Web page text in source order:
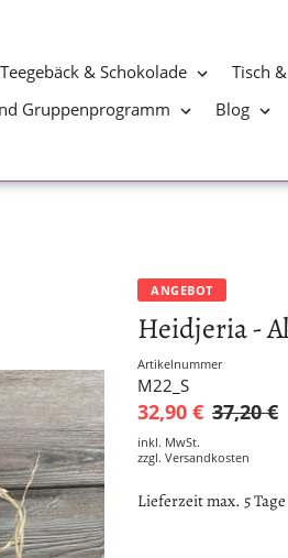
Teegebäck & Schokolade
Tisch
Gruppenprogramm Blog
ANGEBOT
Heidjeria -
Artikelnummer
M22_S
32,90 € 37,20 €
inkl. MwSt.
zzgl. Versandkosten
Lieferzeit max. 5